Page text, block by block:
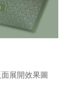
展開效果圖